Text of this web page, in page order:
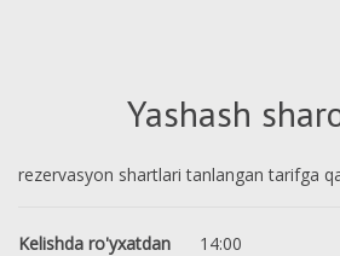
Yashash
rezervasyon shartlari tanlangan tarifga
Kelishda ro'yxatdan
14:00